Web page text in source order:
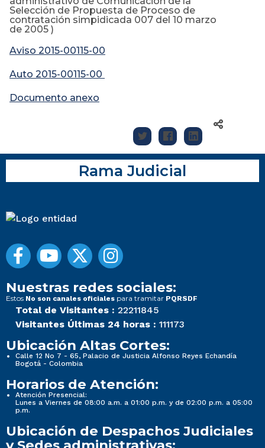
Selección de Propuesta de Proceso de
contratación simpidicada 007 del 10 marzo
de 2005 )
Aviso 2015-00115-00
Auto 2015-00115-00
Documento anexo
Rama Judicial
Nuestras redes sociales:
Estos No son canales oficiales para tramitar PQRSDF
Total de Visitantes : 22211845
Visitantes Últimas 24 horas : 111173
Ubicación Altas Cortes:
Calle 12 No 7 - 65, Palacio de Justicia Alfonso Reyes Echandía
Bogotá - Colombia
Horarios de Atención:
Atención Presencial:
Lunes a Viernes de 08:00 a.m. a 01:00 p.m. y de 02:00 p.m. a 05:00
p.m.
Ubicación de Despachos Judiciales